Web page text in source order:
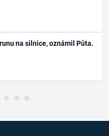
na silnice, oznámil Půta.